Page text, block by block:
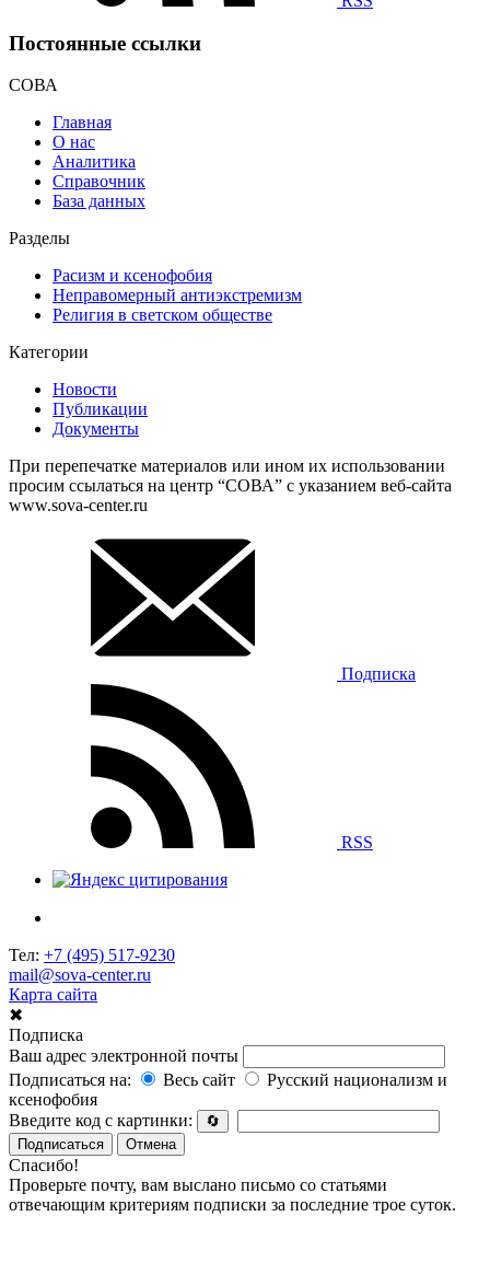
Постоянные ссылки
СОВА
Главная
О нас
Аналитика
Справочник
База данных
Разделы
Расизм и ксенофобия
Неправомерный антиэкстремизм
Религия в светском обществе
Категории
Новости
Публикации
Документы
При перепечатке материалов или ином их использовании
просим ссылаться на центр “СОВА” с указанием веб-сайта
www.sova-center.ru
Подписка
RSS
Тел: +7 (495) 517-9230
mail@sova-center.ru
Карта сайта
✖
Подписка
Ваш адрес электронной почты
Подписаться на:
Весь сайт
Русский национализм и
ксенофобия
Введите код с картинки:
🔄
Подписаться
Отмена
Спасибо!
Проверьте почту, вам выслано письмо со статьями
отвечающим критериям подписки за последние трое суток.